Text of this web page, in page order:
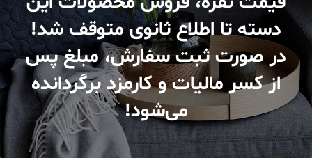
دسته تا اطلاع ثانوی متوقف شد!
در صورت ثبت سفارش، مبلغ پس
از کسر مالیات و کارمزد برگردانده
می‌شود!